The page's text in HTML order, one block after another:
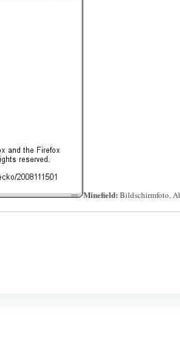
Minefield: Bildschirmfoto,